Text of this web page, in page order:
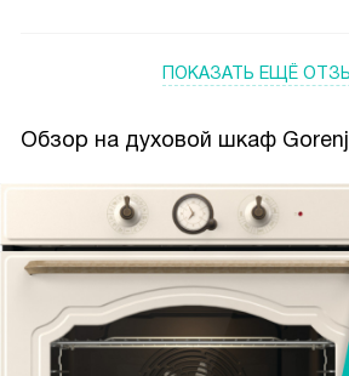
ПОКАЗАТЬ ЕЩЁ
Обзор на духовой шкаф